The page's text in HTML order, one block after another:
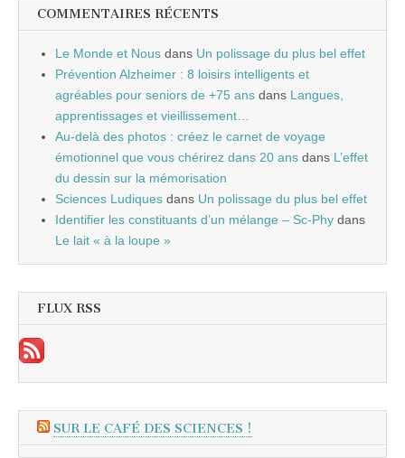
COMMENTAIRES RÉCENTS
Le Monde et Nous dans Un polissage du plus bel effet
Prévention Alzheimer : 8 loisirs intelligents et
agréables pour seniors de +75 ans dans Langues,
apprentissages et vieillissement…
Au-delà des photos : créez le carnet de voyage
émotionnel que vous chérirez dans 20 ans dans L’effet
du dessin sur la mémorisation
Sciences Ludiques dans Un polissage du plus bel effet
Identifier les constituants d’un mélange – Sc-Phy dans
Le lait « à la loupe »
FLUX RSS
SUR LE CAFÉ DES SCIENCES !